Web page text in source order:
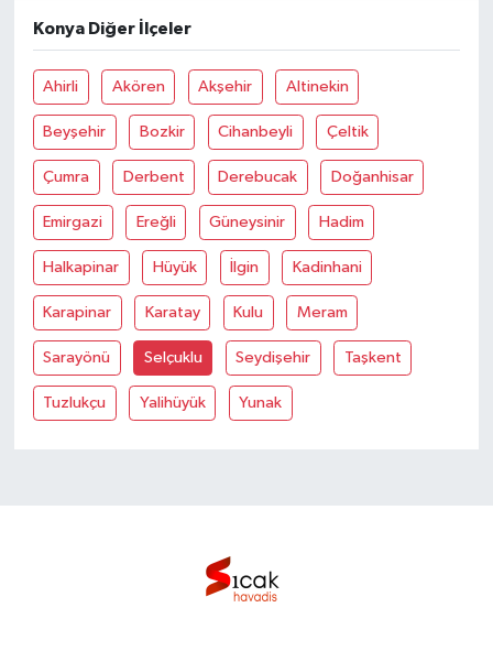
Konya Diğer İlçeler
Ahirli Akören Akşehir Altinekin
Beyşehir Bozkir Cihanbeyli Çeltik
Çumra Derbent Derebucak Doğanhisar
Emirgazi Ereğli Güneysinir Hadim
Halkapinar Hüyük İlgin Kadinhani
Karapinar Karatay Kulu Meram
Sarayönü Selçuklu Seydişehir Taşkent
Tuzlukçu Yalihüyük Yunak